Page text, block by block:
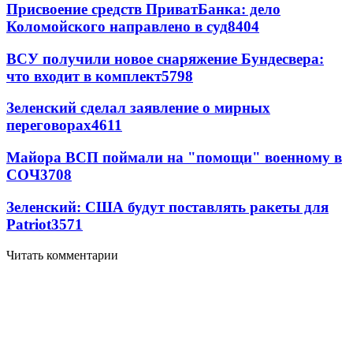
Присвоение средств ПриватБанка: дело
Коломойского направлено в суд8404
ВСУ получили новое снаряжение Бундесвера:
что входит в комплект5798
Зеленский сделал заявление о мирных
переговорах4611
Майора ВСП поймали на "помощи" военному в
СОЧ3708
Зеленский: США будут поставлять ракеты для
Patriot3571
Читать комментарии